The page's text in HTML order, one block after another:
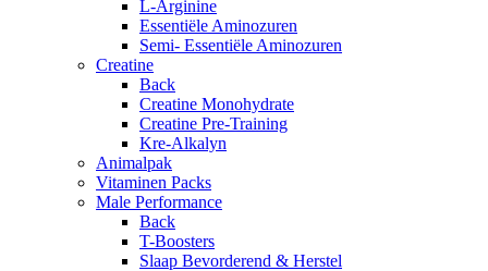
L-Arginine
Essentiële Aminozuren
Semi- Essentiële Aminozuren
Creatine
Back
Creatine Monohydrate
Creatine Pre-Training
Kre-Alkalyn
Animalpak
Vitaminen Packs
Male Performance
Back
T-Boosters
Slaap Bevorderend & Herstel